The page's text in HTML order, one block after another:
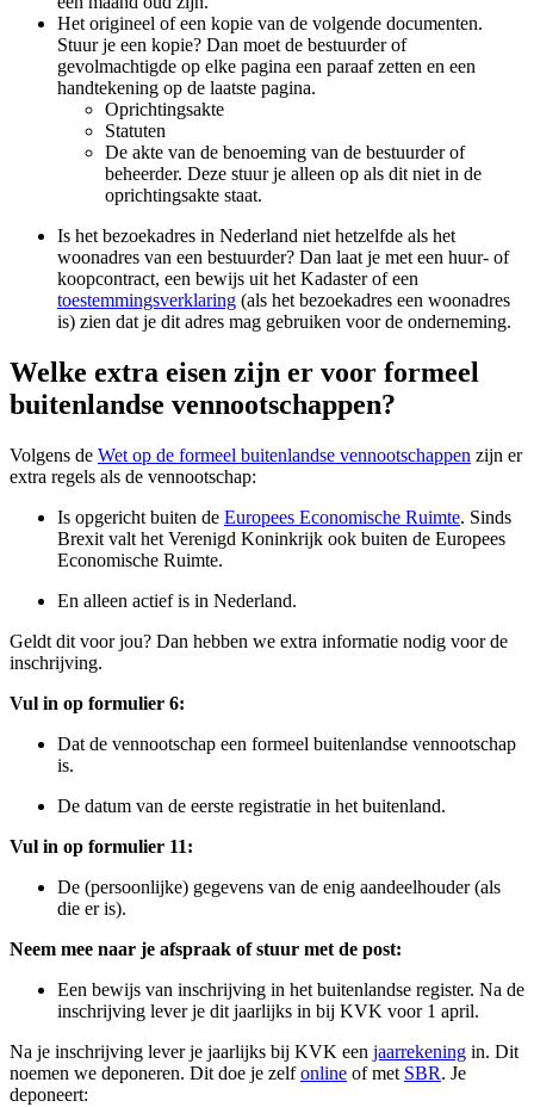
Het origineel of een kopie van de volgende documenten.
Stuur je een kopie? Dan moet de bestuurder of
gevolmachtigde op elke pagina een paraaf zetten en een
handtekening op de laatste pagina.
Oprichtingsakte
Statuten
De akte van de benoeming van de bestuurder of
beheerder. Deze stuur je alleen op als dit niet in de
oprichtingsakte staat.
Is het bezoekadres in Nederland niet hetzelfde als het
woonadres van een bestuurder? Dan laat je met een huur- of
koopcontract, een bewijs uit het Kadaster of een
toestemmingsverklaring (als het bezoekadres een woonadres
is) zien dat je dit adres mag gebruiken voor de onderneming.
Welke extra eisen zijn er voor formeel
buitenlandse vennootschappen?
Volgens de Wet op de formeel buitenlandse vennootschappen zijn er
extra regels als de vennootschap:
Is opgericht buiten de Europees Economische Ruimte. Sinds
Brexit valt het Verenigd Koninkrijk ook buiten de Europees
Economische Ruimte.
En alleen actief is in Nederland.
Geldt dit voor jou? Dan hebben we extra informatie nodig voor de
inschrijving.
Vul in op formulier 6:
Dat de vennootschap een formeel buitenlandse vennootschap
is.
De datum van de eerste registratie in het buitenland.
Vul in op formulier 11:
De (persoonlijke) gegevens van de enig aandeelhouder (als
die er is).
Neem mee naar je afspraak of stuur met de post:
Een bewijs van inschrijving in het buitenlandse register. Na de
inschrijving lever je dit jaarlijks in bij KVK voor 1 april.
Na je inschrijving lever je jaarlijks bij KVK een jaarrekening in. Dit
noemen we deponeren. Dit doe je zelfonline of met SBR. Je
deponeert: